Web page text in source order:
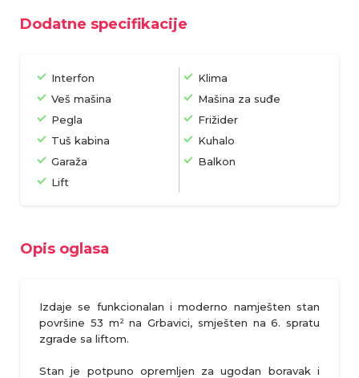
Dodatne specifikacije
Interfon
Klima
Veš mašina
Mašina za suđe
Pegla
Frižider
Tuš kabina
Kuhalo
Garaža
Balkon
Lift
Opis oglasa
Izdaje se funkcionalan i moderno namješten stan
površine 53 m² na Grbavici, smješten na 6. spratu
zgrade sa liftom.
Stan je potpuno opremljen za ugodan boravak i